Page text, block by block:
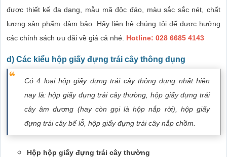
được thiết kế đa dạng, mẫu mã độc đáo, màu sắc sắc nét, chất
lượng sản phẩm đảm bảo. Hãy liên hệ chúng tôi để được hưởng
các chính sách ưu đãi về giá cả nhé. Hotline: 028 6685 4143
d) Các kiểu hộp giấy đựng trái cây thông dụng
Có 4 loại hộp giấy đựng trái cây thông dụng nhất hiện
nay là: hộp giấy đựng trái cây thường, hộp giấy đựng trái
cây âm dương (hay còn gọi là hộp nắp rời), hộp giấy
đựng trái cây bế lỗ, hộp giấy đựng trái cây nắp chồm.
Hộp hộp giấy đựng trái cây thường